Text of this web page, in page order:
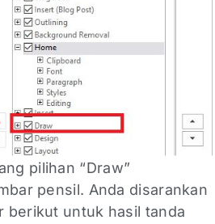
pilihan “Draw”
pensil. Anda disarankan
berikut untuk hasil tanda